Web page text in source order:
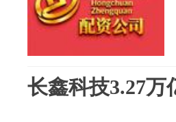
长鑫科技3.27